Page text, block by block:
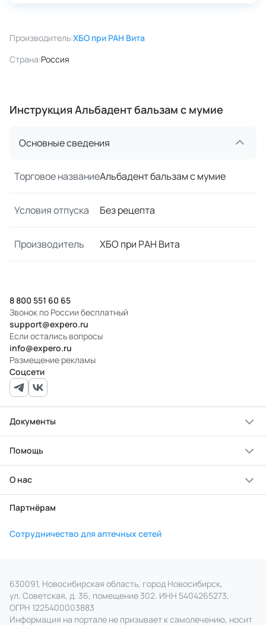
Производитель:ХБО при РАН Вита
Страна:Россия
Инструкция Альбадент бальзам с мумие
Основные сведения
Торговое названиеАльбадент бальзам с мумие
Условия отпуска Без рецепта
Производитель ХБО при РАН Вита
8 800 551 60 65
Звонок по России бесплатный
support@expero.ru
Если остались вопросы
info@expero.ru
Размещение рекламы
Соцсети
Документы
Помощь
О нас
Партнёрам
Сотрудничество для аптечных сетей
630091, Новосибирская область, город Новосибирск,
ул. Советская, д. 36, помещение 302. ИНН 5404265273,
ОГРН 1225400003883
Информация на портале не призывает к самолечению, носит